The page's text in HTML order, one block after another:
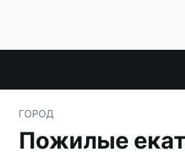
ГОРОД
Пожилые